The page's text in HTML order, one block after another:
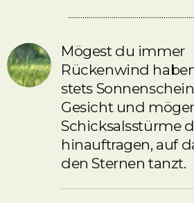
Mögest du immer
Rückenwind
stets
Gesicht und
Schicksalsstürme
hinauftragen, auf
den Sternen tanzt.